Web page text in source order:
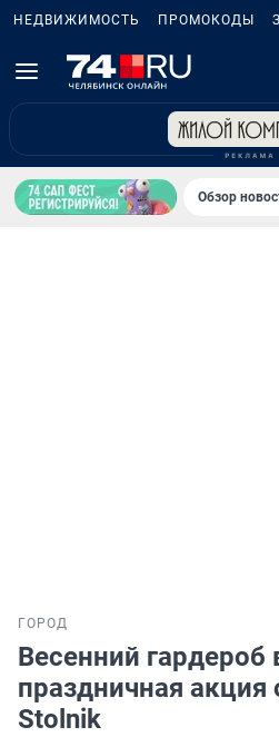
НЕДВИЖИМОСТЬ ПРОМОКОДЫ
Обзор
ГОРОД
Весенний гардероб
праздничная акция
Stolnik